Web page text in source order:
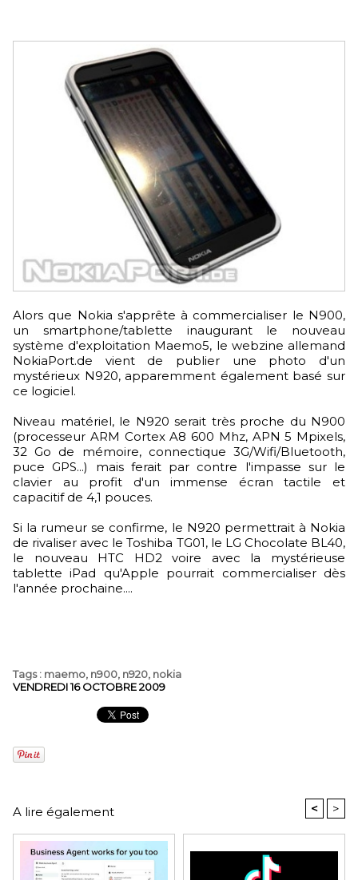
Alors que Nokia s'apprête à commercialiser le N900,
un smartphone/tablette inaugurant le nouveau
système d'exploitation Maemo5, le webzine allemand
NokiaPort.de vient de publier une photo d'un
mystérieux N920, apparemment également basé sur
ce logiciel.
Niveau matériel, le N920 serait très proche du N900
(processeur ARM Cortex A8 600 Mhz, APN 5 Mpixels,
32 Go de mémoire, connectique 3G/Wifi/Bluetooth,
puce GPS...) mais ferait par contre l'impasse sur le
clavier au profit d'un immense écran tactile et
capacitif de 4,1 pouces.
Si la rumeur se confirme, le N920 permettrait à Nokia
de rivaliser avec le Toshiba TG01, le LG Chocolate BL40,
le nouveau HTC HD2 voire avec la mystérieuse
tablette iPad qu'Apple pourrait commercialiser dès
l'année prochaine....
Tags: maemo, n900, n920, nokia
VENDREDI 16 OCTOBRE 2009
A lire également < >